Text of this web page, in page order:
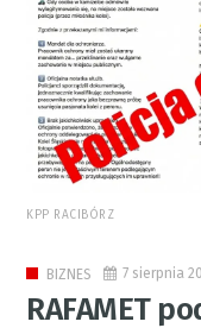
KPP RACIBÓRZ
BIZNES 7 sierpnia
RAFAMET